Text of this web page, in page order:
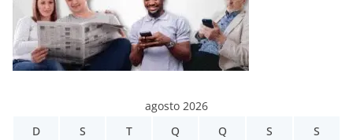
agosto 2026
D
S T Q Q S S